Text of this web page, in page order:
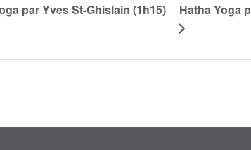
par Yves St-Ghislain (1h15) Hatha Yoga